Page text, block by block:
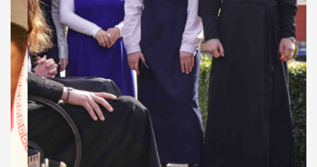
ДУХОВНО СИЛЬНІ!
ВПБА — спільнота, де
формується
покликання
Читати більше